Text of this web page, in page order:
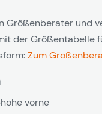
Größenberater und
der Größentabelle
Zum
vorne